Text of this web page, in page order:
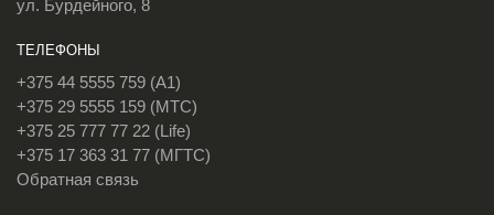
ул. Бурдейного, 8
ТЕЛЕФОНЫ
+375 44 5555 759 (A1)
+375 29 5555 159 (МТС)
+375 25 777 77 22 (Life)
+375 17 363 31 77 (МГТС)
Обратная связь